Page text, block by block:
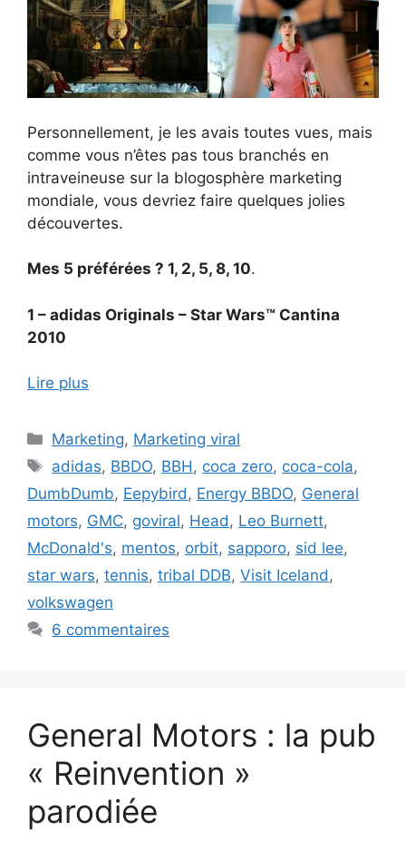
Personnellement, je les avais toutes vues, mais
comme vous n’êtes pas tous branchés en
intraveineuse sur la blogosphère marketing
mondiale, vous devriez faire quelques jolies
découvertes.
Mes 5 préférées ? 1, 2, 5, 8, 10.
1 – adidas Originals – Star Wars™ Cantina
2010
Lire plus
Catégories
Marketing, Marketing viral
Étiquettes
adidas, BBDO, BBH, coca zero, coca-cola,
DumbDumb, Eepybird, Energy BBDO, General
motors, GMC, goviral, Head, Leo Burnett,
McDonald's, mentos, orbit, sapporo, sid lee,
star wars, tennis, tribal DDB, Visit Iceland,
volkswagen
6 commentaires
General Motors : la pub
« Reinvention »
parodiée